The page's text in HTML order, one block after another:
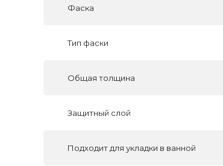
Фаска
Тип фаски
Общая толщина
Защитный слой
Подходит для укладки в ванной